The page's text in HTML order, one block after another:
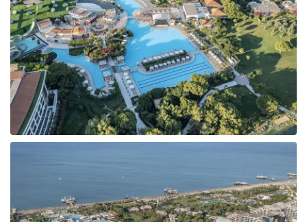
Bulgārija
Melnkalne
Šrilanka
Tunisija
Albānija